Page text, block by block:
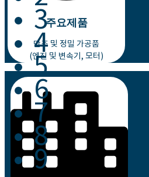
주요제품
단조 및 정밀 가공품
(엔진 및 변속기, 모터)
3
4
5
6
7
8
9